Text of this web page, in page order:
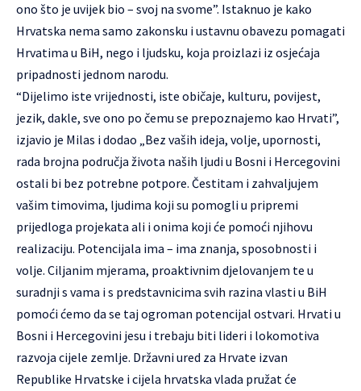
ono što je uvijek bio – svoj na svome”. Istaknuo je kako
Hrvatska nema samo zakonsku i ustavnu obavezu pomagati
Hrvatima u BiH, nego i ljudsku, koja proizlazi iz osjećaja
pripadnosti jednom narodu.
“Dijelimo iste vrijednosti, iste običaje, kulturu, povijest,
jezik, dakle, sve ono po čemu se prepoznajemo kao Hrvati”,
izjavio je Milas i dodao „Bez vaših ideja, volje, upornosti,
rada brojna područja života naših ljudi u Bosni i Hercegovini
ostali bi bez potrebne potpore. Čestitam i zahvaljujem
vašim timovima, ljudima koji su pomogli u pripremi
prijedloga projekata ali i onima koji će pomoći njihovu
realizaciju. Potencijala ima – ima znanja, sposobnosti i
volje. Ciljanim mjerama, proaktivnim djelovanjem te u
suradnji s vama i s predstavnicima svih razina vlasti u BiH
pomoći ćemo da se taj ogroman potencijal ostvari. Hrvati u
Bosni i Hercegovini jesu i trebaju biti lideri i lokomotiva
razvoja cijele zemlje. Državni ured za Hrvate izvan
Republike Hrvatske i cijela hrvatska vlada pružat će